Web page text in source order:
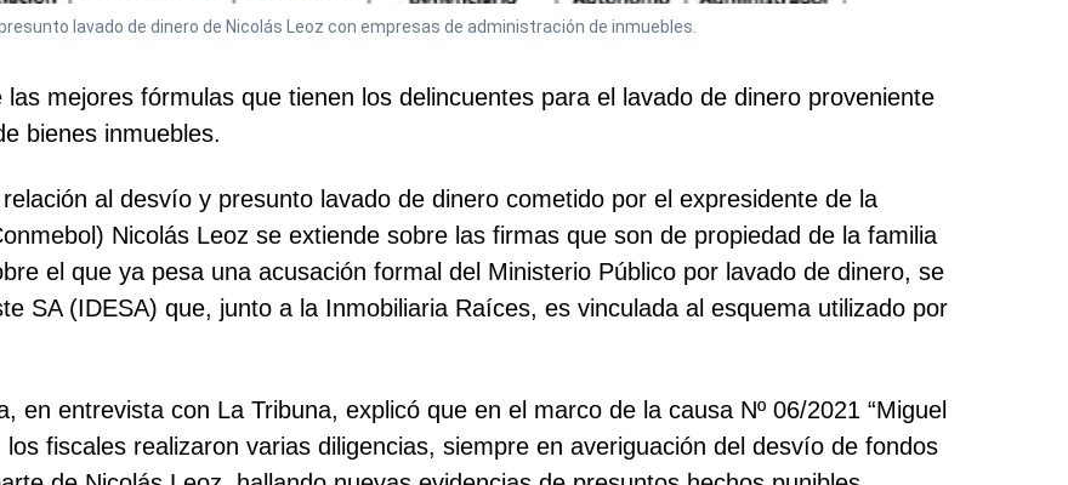
lavado de dinero de Nicolás Leoz con empresas de administración de inmuebles.
mejores fórmulas que tienen los delincuentes para el lavado de dinero proveniente
bienes inmuebles.
al desvío y presunto lavado de dinero cometido por el expresidente de la
Nicolás Leoz se extiende sobre las firmas que son de propiedad de la familia
el que ya pesa una acusación formal del Ministerio Público por lavado de dinero, se
SA (IDESA) que, junto a la Inmobiliaria Raíces, es vinculada al esquema utilizado por
en entrevista con La Tribuna, explicó que en el marco de la causa Nº 06/2021 “Miguel
fiscales realizaron varias diligencias, siempre en averiguación del desvío de fondos